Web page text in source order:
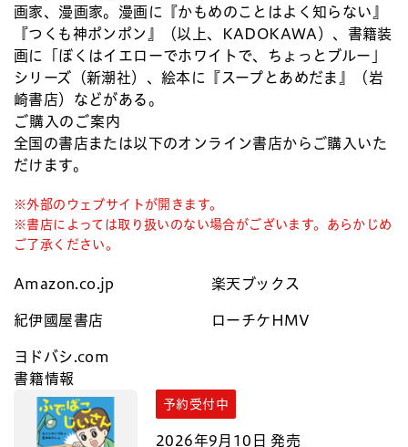
画家、漫画家。漫画に『かもめのことはよく知らない』
『つくも神ポンポン』（以上、KADOKAWA）、書籍装
画に「ぼくはイエローでホワイトで、ちょっとブルー」
シリーズ（新潮社）、絵本に『スープとあめだま』（岩
崎書店）などがある。
ご購入のご案内
全国の書店または以下のオンライン書店からご購入いた
だけます。
※外部のウェブサイトが開きます。
※書店によっては取り扱いのない場合がございます。あらかじめ
ご了承ください。
Amazon.co.jp 楽天ブックス
紀伊國屋書店 ローチケHMV
ヨドバシ.com
書籍情報
予約受付中
2026年9月10日 発売